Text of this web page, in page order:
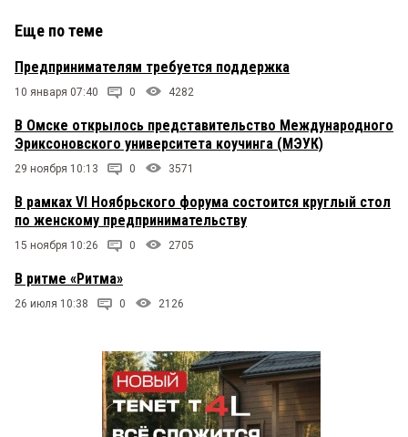
Еще по теме
Предпринимателям требуется поддержка
10 января 07:40 0 4282
В Омске открылось представительство Международного
Эриксоновского университета коучинга (МЭУК)
29 ноября 10:13 0 3571
В рамках VI Ноябрьского форума состоится круглый стол
по женскому предпринимательству
15 ноября 10:26 0 2705
В ритме «Ритма»
26 июля 10:38 0 2126